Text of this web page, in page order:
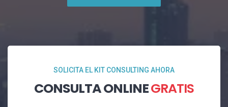
SOLICITA EL KIT CONSULTING AHORA
CONSULTA ONLINEGRATIS